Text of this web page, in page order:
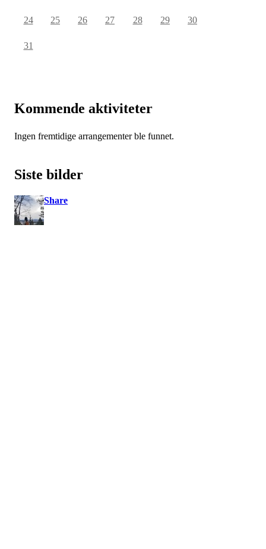
24 25 26 27 28 29 30
31
Kommende aktiviteter
Ingen fremtidige arrangementer ble funnet.
Siste bilder
Share